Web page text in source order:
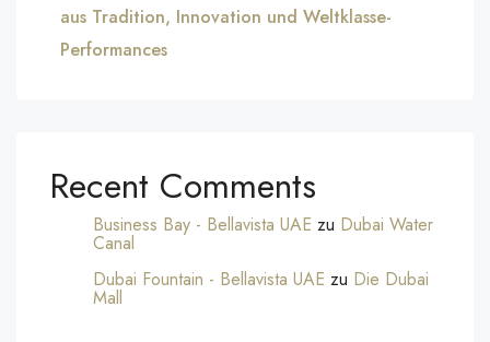
aus Tradition, Innovation und Weltklasse-
Performances
Recent Comments
Business Bay - Bellavista UAE zu Dubai Water
Canal
Dubai Fountain - Bellavista UAE zu Die Dubai
Mall